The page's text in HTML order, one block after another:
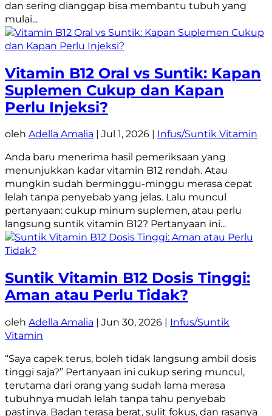
dan sering dianggap bisa membantu tubuh yang
mulai...
Vitamin B12 Oral vs Suntik: Kapan
Suplemen Cukup dan Kapan
Perlu Injeksi?
oleh Adella Amalia | Jul 1, 2026 | Infus/Suntik Vitamin
Anda baru menerima hasil pemeriksaan yang
menunjukkan kadar vitamin B12 rendah. Atau
mungkin sudah berminggu-minggu merasa cepat
lelah tanpa penyebab yang jelas. Lalu muncul
pertanyaan: cukup minum suplemen, atau perlu
langsung suntik vitamin B12? Pertanyaan ini...
Suntik Vitamin B12 Dosis Tinggi:
Aman atau Perlu Tidak?
oleh Adella Amalia | Jun 30, 2026 | Infus/Suntik
Vitamin
“Saya capek terus, boleh tidak langsung ambil dosis
tinggi saja?” Pertanyaan ini cukup sering muncul,
terutama dari orang yang sudah lama merasa
tubuhnya mudah lelah tanpa tahu penyebab
pastinya. Badan terasa berat, sulit fokus, dan rasanya